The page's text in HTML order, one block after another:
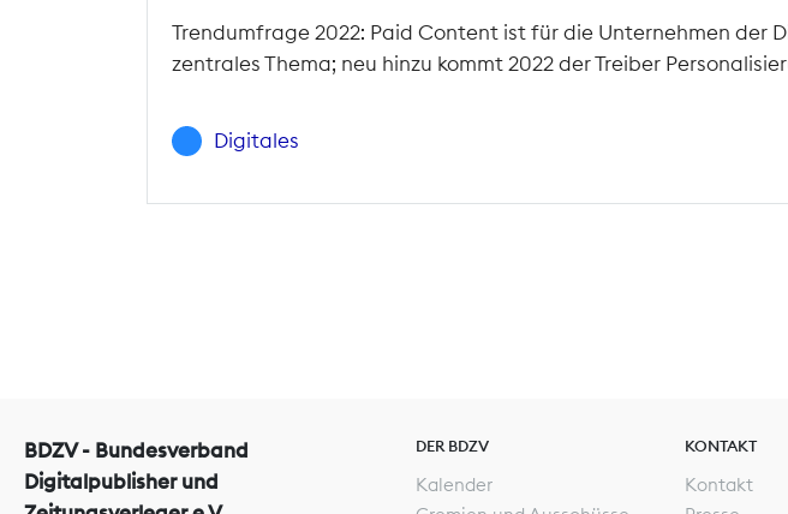
Trendumfrage 2022: Paid Content ist für die Unternehmen der
zentrales Thema; neu hinzu kommt 2022 der Treiber
Digitales
BDZV - Bundesverband
Digitalpublisher und
DER BDZV
Kalender
KONTAKT
Kontakt